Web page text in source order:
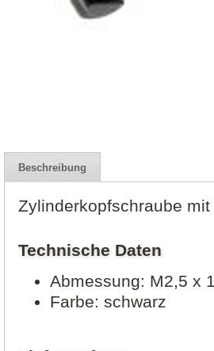
Beschreibung
Zylinderkopfschraube
Technische Daten
Abmessung: M2,5 x
Farbe: schwarz